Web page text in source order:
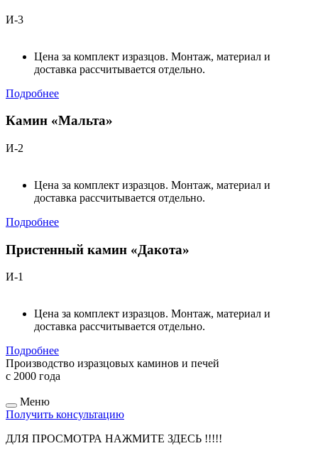
И-3
Цена за комплект изразцов. Монтаж, материал и
доставка рассчитывается отдельно.
Подробнее
Камин «Мальта»
И-2
Цена за комплект изразцов. Монтаж, материал и
доставка рассчитывается отдельно.
Подробнее
Пристенный камин «Дакота»
И-1
Цена за комплект изразцов. Монтаж, материал и
доставка рассчитывается отдельно.
Подробнее
Производство изразцовых каминов и печей
с 2000 года
Меню
Получить консультацию
ДЛЯ ПРОСМОТРА НАЖМИТЕ ЗДЕСЬ !!!!!